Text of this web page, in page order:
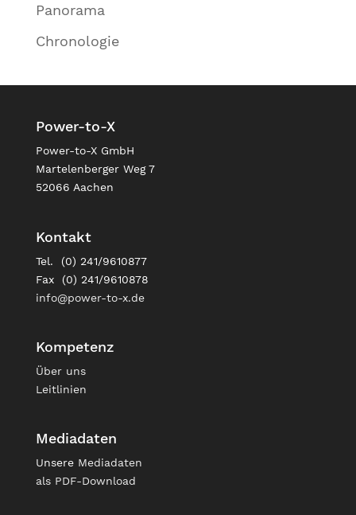
Panorama
Chronologie
Power-to-X
Power-to-X GmbH
Martelenberger Weg 7
52066 Aachen
Kontakt
Tel. (0) 241/9610877
Fax (0) 241/9610878
info@power-to-x.de
Kompetenz
Über uns
Leitlinien
Mediadaten
Unsere Mediadaten
als PDF-Download